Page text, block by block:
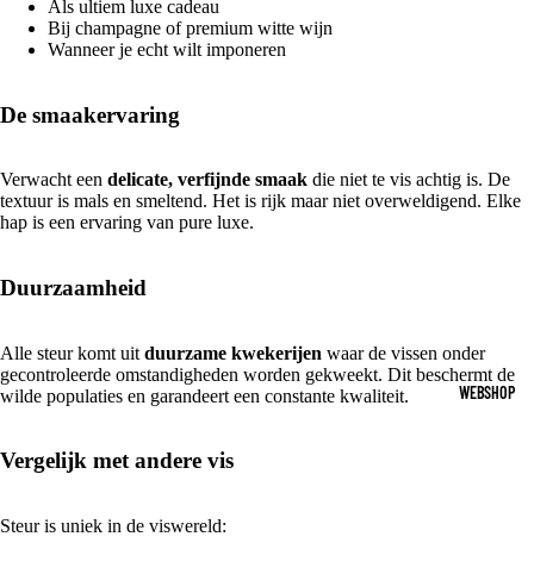
WEBSHOP
Als ultiem luxe cadeau
Bij champagne of premium witte wijn
Wanneer je echt wilt imponeren
De smaakervaring
Verwacht een delicate, verfijnde smaak die niet te vis achtig is. De
textuur is mals en smeltend. Het is rijk maar niet overweldigend. Elke
hap is een ervaring van pure luxe.
Duurzaamheid
Alle steur komt uit duurzame kwekerijen waar de vissen onder
gecontroleerde omstandigheden worden gekweekt. Dit beschermt de
wilde populaties en garandeert een constante kwaliteit.
Vergelijk met andere vis
Steur is uniek in de viswereld: